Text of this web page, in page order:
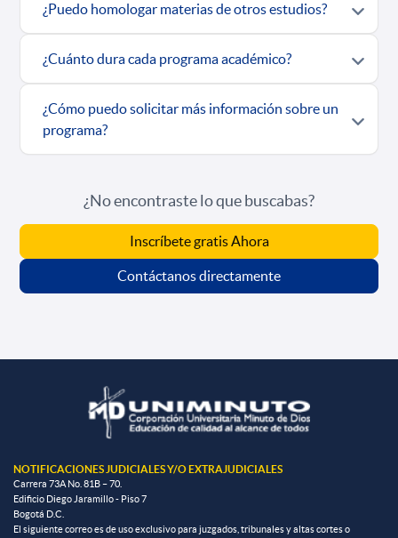
¿Puedo homologar materias de otros estudios?
¿Cuánto dura cada programa académico?
¿Cómo puedo solicitar más información sobre un
programa?
¿No encontraste lo que buscabas?
Inscríbete gratis Ahora
Contáctanos directamente
NOTIFICACIONES JUDICIALES Y/O EXTRAJUDICIALES
Carrera 73A No. 81B – 70.
Edificio Diego Jaramillo - Piso 7
Bogotá D.C.
El siguiente correo es de uso exclusivo para juzgados, tribunales y altas cortes o